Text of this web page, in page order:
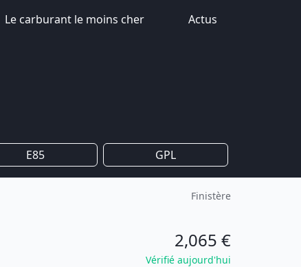
Le carburant le moins cher Actus
E85 GPL
Finistère
2,065 €
Vérifié aujourd'hui